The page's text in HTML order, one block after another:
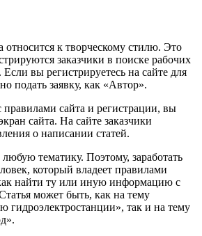
относится к творческому стилю. Это
заказчики в поиске рабочих
Если вы регистрируетесь на сайте для
подать заявку, как «Автор».
правилами сайта и регистрации, вы
сайта. На сайте заказчики
о написании статей.
тематику. Поэтому, заработать
который владеет правилами
найти ту или иную информацию с
может быть, как на тему
гидроэлектростанции», так и на тему